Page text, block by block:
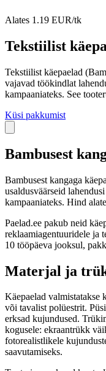
Alates 1.19 EUR/tk
Tekstiilist
Tekstiilist käepaelad
vajavad töökindlat
kampaaniateks. See
Küsi pakkumist
Bambusest
Bambusest kangaga
usaldusväärseid
kampaaniateks. Hind
Paelad.ee pakub neid
reklaamiagentuuridele ja
10 tööpäeva jooksul,
Materjal ja
Käepaelad valmistatakse
või tavalist polüestrit.
erksad kujundused.
kogusele: ekraantrükk
fotorealistlikele
saavutamiseks.